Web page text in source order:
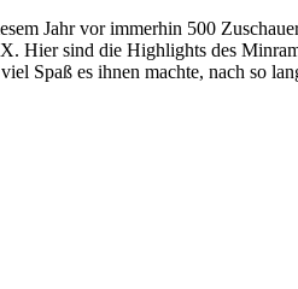
Jahr vor immerhin 500
Hier sind die Highlights des
Spaß es ihnen machte, nach so